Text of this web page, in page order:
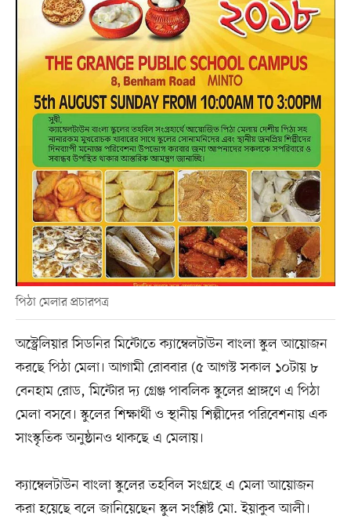
পিঠা মেলার প্রচারপত্র
অস্ট্রেলিয়ার সিডনির মিন্টোতে ক্যাম্বেলটাউন বাংলা স্কুল আয়োজন
করছে পিঠা মেলা। আগামী রোববার (৫ আগস্ট সকাল ১০টায় ৮
বেনহাম রোড, মিন্টোর দ্য গ্রেঞ্জ পাবলিক স্কুলের প্রাঙ্গণে এ পিঠা
মেলা বসবে। স্কুলের শিক্ষার্থী ও স্থানীয় শিল্পীদের পরিবেশনায় এক
সাংস্কৃতিক অনুষ্ঠানও থাকছে এ মেলায়।
ক্যাম্বেলটাউন বাংলা স্কুলের তহবিল সংগ্রহে এ মেলা আয়োজন
করা হয়েছে বলে জানিয়েছেন স্কুল সংশ্লিষ্ট মো. ইয়াকুব আলী।